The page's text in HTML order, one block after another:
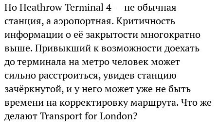
Но Heathrow Terminal 4 — не обычная
станция, а аэропортная. Критичность
информации о её закрытости многократно
выше. Привыкший к возможности доехать
до терминала на метро человек может
сильно расстроиться, увидев станцию
зачёркнутой, и у него может уже не быть
времени на корректировку маршрута. Что же
делают Transport for London?